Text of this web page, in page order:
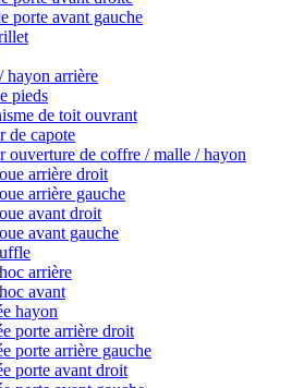
porte avant gauche
hayon arrière
pieds
de toit ouvrant
de capote
ouverture de coffre / malle / hayon
arrière droit
arrière gauche
avant droit
avant gauche
arrière
avant
hayon
porte arrière droit
porte arrière gauche
porte avant droit